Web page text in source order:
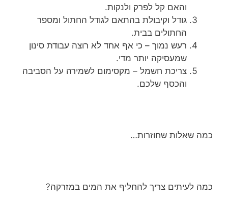
והאם קל לפרק ולנקות.
גודל וקיבולת בהתאם לגודל החתול ומספר
החתולים בבית.
רעש נמוך – כי אף אחד לא רוצה עבודת סינון
שמעסיקה יותר מדי.
צריכת חשמל – מקסימום לשמירה על הסביבה
והכסף שלכם.
כמה שאלות שחוזרות…
כמה לעיתים צריך להחליף את המים במזרקה?